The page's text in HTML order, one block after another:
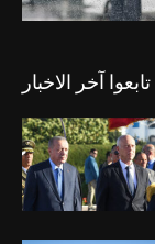
تابعوا آخر الاخبار